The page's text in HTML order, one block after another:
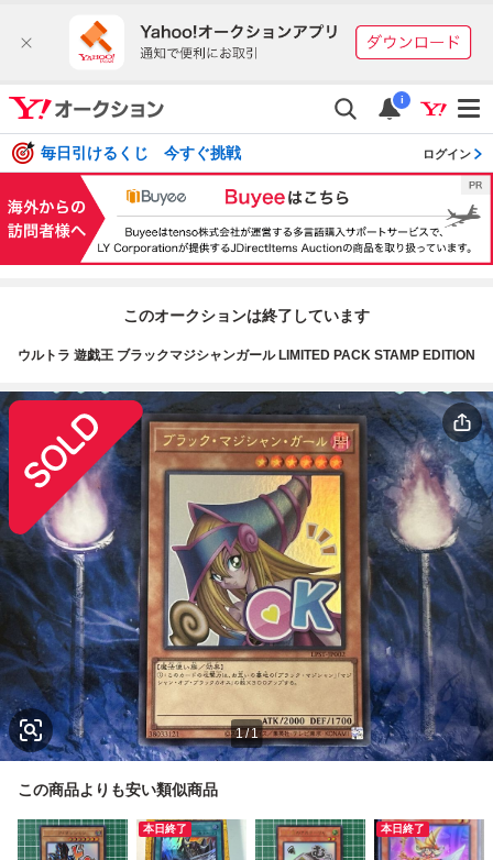
i
毎日引けるくじ 今すぐ挑戦 ログイン
このオークションは終了しています
ウルトラ 遊戯王 ブラックマジシャンガール LIMITED PACK STAMP EDITION
1/1
この商品よりも安い類似商品
本日終了 本日終了